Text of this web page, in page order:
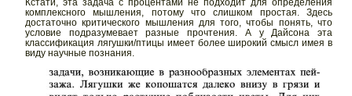
комплексного мышления, потому что слишком простая. Здесь
достаточно критического мышления для того, чтобы понять, что
условие подразумевает разные прочтения. А у Дайсона эта
классификация лягушки/птицы имеет более широкий смысл имея в
виду научные познания.